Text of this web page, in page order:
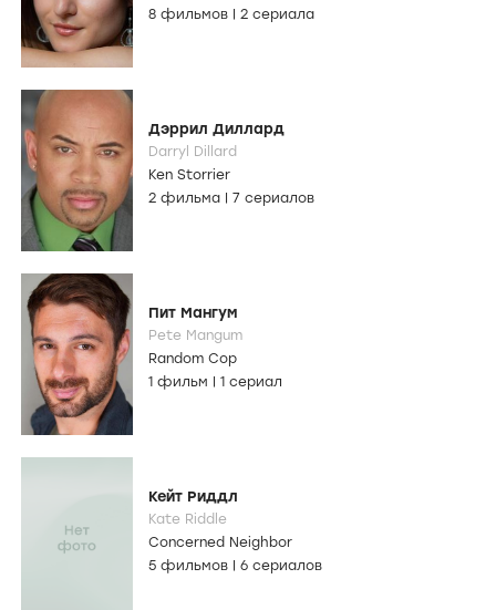
8 фильмов
2 сериала
Дэррил Диллард
Darryl Dillard
Ken Storrier
2 фильма
7 сериалов
Пит Мангум
Pete Mangum
Random Cop
1 фильм
1 сериал
Кейт Риддл
Kate Riddle
Concerned Neighbor
5 фильмов
6 сериалов